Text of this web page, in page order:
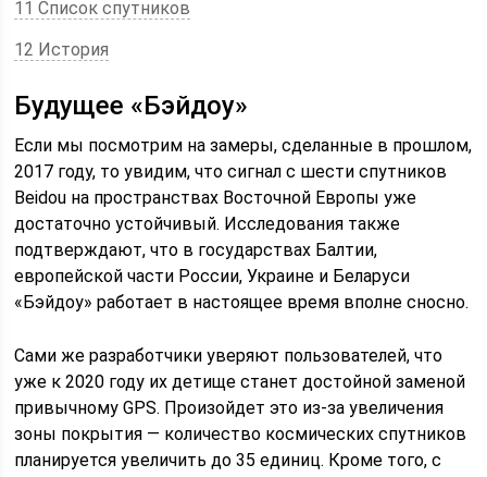
11 Список спутников
12 История
Будущее «Бэйдоу»
Если мы посмотрим на замеры, сделанные в прошлом,
2017 году, то увидим, что сигнал с шести спутников
Beidou на пространствах Восточной Европы уже
достаточно устойчивый. Исследования также
подтверждают, что в государствах Балтии,
европейской части России, Украине и Беларуси
«Бэйдоу» работает в настоящее время вполне сносно.
Сами же разработчики уверяют пользователей, что
уже к 2020 году их детище станет достойной заменой
привычному GPS. Произойдет это из-за увеличения
зоны покрытия — количество космических спутников
планируется увеличить до 35 единиц. Кроме того, с